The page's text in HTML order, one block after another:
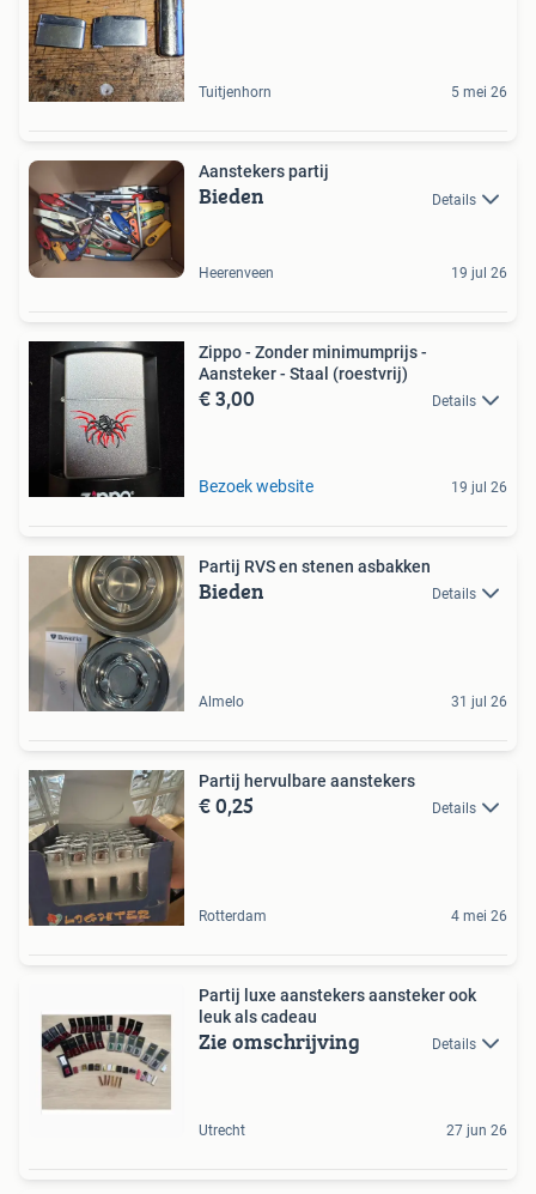
Tuitjenhorn 5 mei 26
Aanstekers partij
Bieden Details
Heerenveen 19 jul 26
Zippo - Zonder minimumprijs -
Aansteker - Staal (roestvrij)
€ 3,00 Details
Bezoek website 19 jul 26
Partij RVS en stenen asbakken
Bieden Details
Almelo 31 jul 26
Partij hervulbare aanstekers
€ 0,25 Details
Rotterdam 4 mei 26
Partij luxe aanstekers aansteker ook
leuk als cadeau
Zie omschrijving Details
Utrecht 27 jun 26